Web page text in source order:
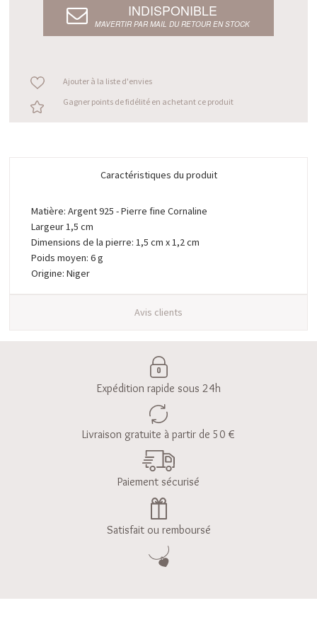
INDISPONIBLE
M’AVERTIR PAR MAIL DU RETOUR EN STOCK
Ajouter à la liste d'envies
Gagner points de fidélité en achetant ce produit
Caractéristiques du produit
Matière: Argent 925 - Pierre fine Cornaline
Largeur 1,5 cm
Dimensions de la pierre: 1,5 cm x 1,2 cm
Poids moyen: 6 g
Origine: Niger
Avis clients
Expédition rapide sous 24h
Livraison gratuite à partir de 50 €
Paiement sécurisé
Satisfait ou remboursé